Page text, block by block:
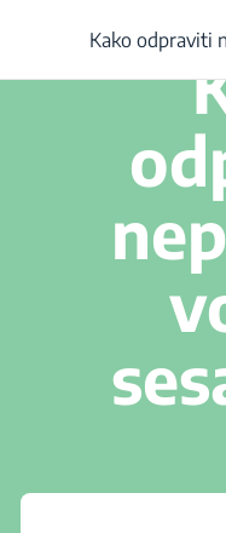
/ Članek
Kako odpraviti